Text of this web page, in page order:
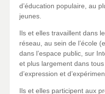
d’éducation populaire, au
jeunes.
Ils et elles travaillent dans
réseau, au sein de l’école
dans l’espace public, sur
et plus largement dans
d’expression et
Ils et elles participent aux